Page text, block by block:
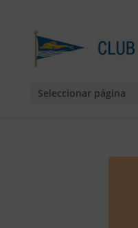
Seleccionar página